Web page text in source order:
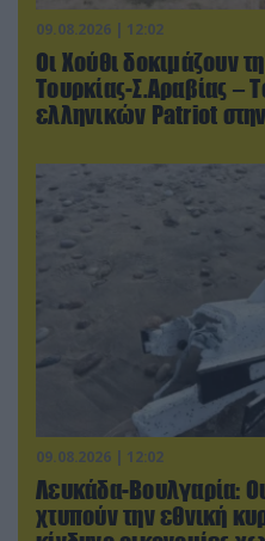
09.08.2026 | 12:02
Οι Χούθι δοκιμάζουν
Τουρκίας-Σ.Αραβίας –
ελληνικών Patriot
09.08.2026 | 12:02
Λευκάδα-Βουλγαρία:
χτυπούν την εθνική